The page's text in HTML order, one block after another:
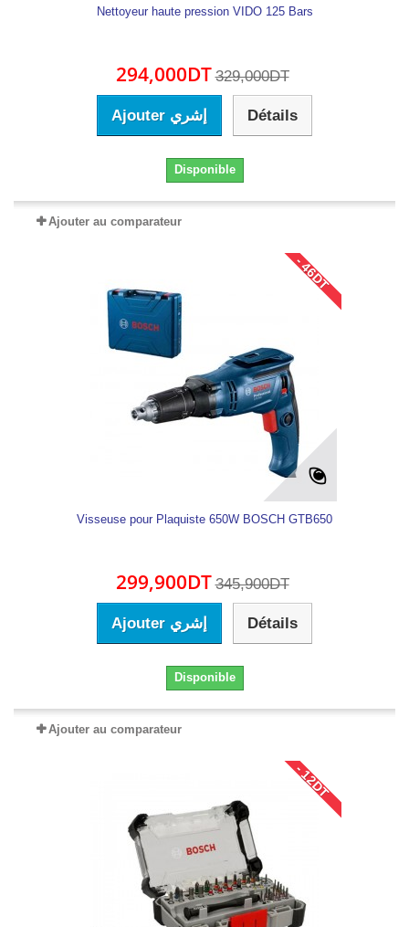
Nettoyeur haute pression VIDO 125 Bars
294,000DT 329,000DT
Ajouter إشري Détails
Disponible
Ajouter au comparateur
- 46DT
Visseuse pour Plaquiste 650W BOSCH GTB650
299,900DT 345,900DT
Ajouter إشري Détails
Disponible
Ajouter au comparateur
- 12DT